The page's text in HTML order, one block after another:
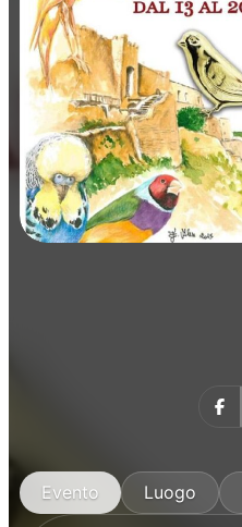
Evento Luogo